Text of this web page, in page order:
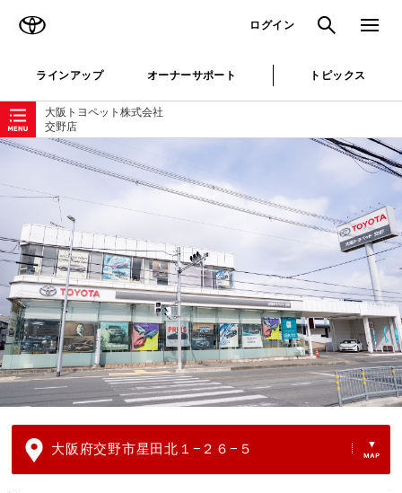
ログイン 検索 メニュ
ラインアップ オーナーサポート トピックス
大阪トヨペット株式会社
交野店
ローカルナビゲーション
大阪府交野市星田北１−２６−５